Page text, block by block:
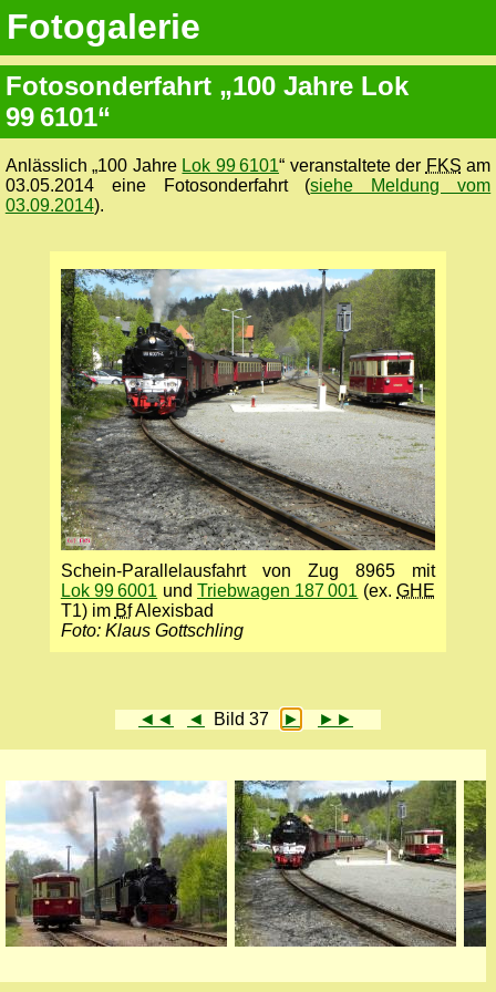
Fotogalerie
Fotosonderfahrt „100 Jahre Lok
99 6101“
Anlässlich „100 Jahre Lok 99 6101“ veranstaltete der FKS am
03.05.2014 eine Fotosonderfahrt (siehe Meldung vom
03.09.2014).
Schein-Parallelausfahrt von Zug 8965 mit
Lok 99 6001 undTriebwagen 187 001 (ex.GHE
T1) im BfAlexisbad
Foto: Klaus Gottschling
◄◄ ◄ Bild 37 ► ►►